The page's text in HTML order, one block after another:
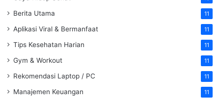
Berita Utama 11
Aplikasi Viral & Bermanfaat 11
Tips Kesehatan Harian 11
Gym & Workout 11
Rekomendasi Laptop / PC 11
Manajemen Keuangan 11